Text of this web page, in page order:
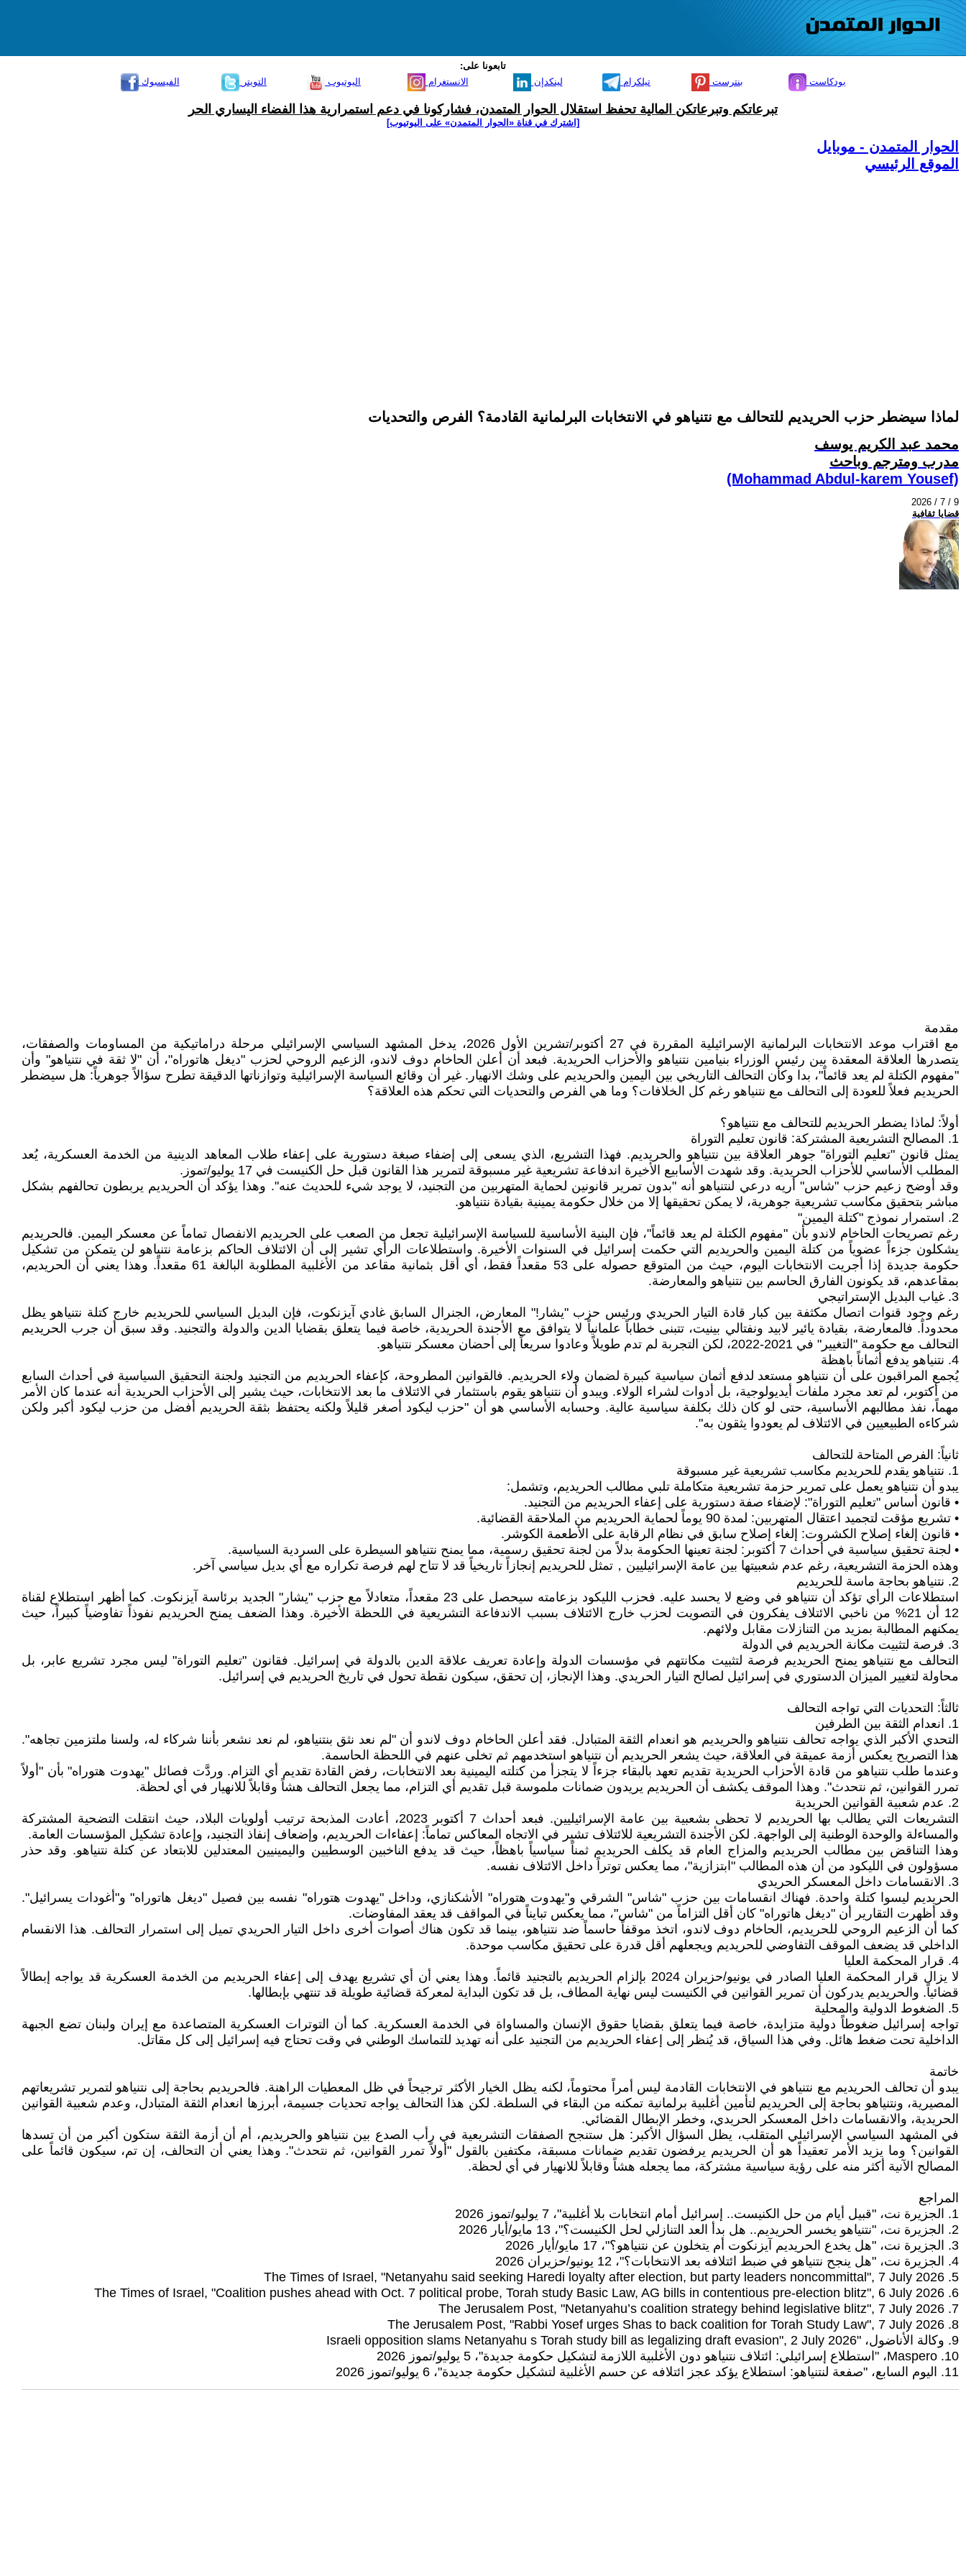
تابعونا على:
الفيسبوك
التويتر اليوتيوب الانستغرام لينكدإن تيلكرام بنترست بودكاست
تبرعاتكم وتبرعاتكن المالية تحفظ استقلال الحوار المتمدن، فشاركونا في دعم استمرارية هذا الفضاء اليساري الحر
[اشترك في قناة ‫«الحوار المتمدن» على اليوتيوب]
الحوار المتمدن - موبايل
الموقع الرئيسي
لماذا سيضطر حزب الحريديم للتحالف مع نتنياهو في الانتخابات البرلمانية القادمة؟ الفرص والتحديات
محمد عبد الكريم يوسف
مدرب ومترجم وباحث
(Mohammad Abdul-karem Yousef)
2026 / 7 / 9
قضايا ثقافية
مقدمة
مع اقتراب موعد الانتخابات البرلمانية الإسرائيلية المقررة في 27 أكتوبر/تشرين الأول 2026، يدخل المشهد السياسي الإسرائيلي مرحلة دراماتيكية من المساومات والصفقات،
يتصدرها العلاقة المعقدة بين رئيس الوزراء بنيامين نتنياهو والأحزاب الحريدية. فبعد أن أعلن الحاخام دوف لاندو، الزعيم الروحي لحزب "ديغل هاتوراه"، أن "لا ثقة في نتنياهو" وأن
"مفهوم الكتلة لم يعد قائماً"، بدا وكأن التحالف التاريخي بين اليمين والحريديم على وشك الانهيار. غير أن وقائع السياسة الإسرائيلية وتوازناتها الدقيقة تطرح سؤالاً جوهرياً: هل سيضطر
الحريديم فعلاً للعودة إلى التحالف مع نتنياهو رغم كل الخلافات؟ وما هي الفرص والتحديات التي تحكم هذه العلاقة؟
أولاً: لماذا يضطر الحريديم للتحالف مع نتنياهو؟
1. المصالح التشريعية المشتركة: قانون تعليم التوراة
يمثل قانون "تعليم التوراة" جوهر العلاقة بين نتنياهو والحريديم. فهذا التشريع، الذي يسعى إلى إضفاء صبغة دستورية على إعفاء طلاب المعاهد الدينية من الخدمة العسكرية، يُعد
المطلب الأساسي للأحزاب الحريدية. وقد شهدت الأسابيع الأخيرة اندفاعة تشريعية غير مسبوقة لتمرير هذا القانون قبل حل الكنيست في 17 يوليو/تموز.
وقد أوضح زعيم حزب "شاس" أريه درعي لنتنياهو أنه "بدون تمرير قانونين لحماية المتهربين من التجنيد، لا يوجد شيء للحديث عنه". وهذا يؤكد أن الحريديم يربطون تحالفهم بشكل
مباشر بتحقيق مكاسب تشريعية جوهرية، لا يمكن تحقيقها إلا من خلال حكومة يمينية بقيادة نتنياهو.
2. استمرار نموذج "كتلة اليمين"
رغم تصريحات الحاخام لاندو بأن "مفهوم الكتلة لم يعد قائماً"، فإن البنية الأساسية للسياسة الإسرائيلية تجعل من الصعب على الحريديم الانفصال تماماً عن معسكر اليمين. فالحريديم
يشكلون جزءاً عضوياً من كتلة اليمين والحريديم التي حكمت إسرائيل في السنوات الأخيرة. واستطلاعات الرأي تشير إلى أن الائتلاف الحاكم بزعامة نتنياهو لن يتمكن من تشكيل
حكومة جديدة إذا أجريت الانتخابات اليوم، حيث من المتوقع حصوله على 53 مقعداً فقط، أي أقل بثمانية مقاعد من الأغلبية المطلوبة البالغة 61 مقعداً. وهذا يعني أن الحريديم،
بمقاعدهم، قد يكونون الفارق الحاسم بين نتنياهو والمعارضة.
3. غياب البديل الإستراتيجي
رغم وجود قنوات اتصال مكثفة بين كبار قادة التيار الحريدي ورئيس حزب "يشار!" المعارض، الجنرال السابق غادي آيزنكوت، فإن البديل السياسي للحريديم خارج كتلة نتنياهو يظل
محدوداً. فالمعارضة، بقيادة يائير لابيد ونفتالي بينيت، تتبنى خطاباً علمانياً لا يتوافق مع الأجندة الحريدية، خاصة فيما يتعلق بقضايا الدين والدولة والتجنيد. وقد سبق أن جرب الحريديم
التحالف مع حكومة "التغيير" في 2021-2022، لكن التجربة لم تدم طويلاً وعادوا سريعاً إلى أحضان معسكر نتنياهو.
4. نتنياهو يدفع أثماناً باهظة
يُجمع المراقبون على أن نتنياهو مستعد لدفع أثمان سياسية كبيرة لضمان ولاء الحريديم. فالقوانين المطروحة، كإعفاء الحريديم من التجنيد ولجنة التحقيق السياسية في أحداث السابع
من أكتوبر، لم تعد مجرد ملفات أيديولوجية، بل أدوات لشراء الولاء. ويبدو أن نتنياهو يقوم باستثمار في الائتلاف ما بعد الانتخابات، حيث يشير إلى الأحزاب الحريدية أنه عندما كان الأمر
مهماً، نفذ مطالبهم الأساسية، حتى لو كان ذلك بكلفة سياسية عالية. وحسابه الأساسي هو أن "حزب ليكود أصغر قليلاً ولكنه يحتفظ بثقة الحريديم أفضل من حزب ليكود أكبر ولكن
شركاءه الطبيعيين في الائتلاف لم يعودوا يثقون به".
ثانياً: الفرص المتاحة للتحالف
1. نتنياهو يقدم للحريديم مكاسب تشريعية غير مسبوقة
يبدو أن نتنياهو يعمل على تمرير حزمة تشريعية متكاملة تلبي مطالب الحريديم، وتشمل:
• قانون أساس "تعليم التوراة": لإضفاء صفة دستورية على إعفاء الحريديم من التجنيد.
• تشريع مؤقت لتجميد اعتقال المتهربين: لمدة 90 يوماً لحماية الحريديم من الملاحقة القضائية.
• قانون إلغاء إصلاح الكشروت: إلغاء إصلاح سابق في نظام الرقابة على الأطعمة الكوشر.
• لجنة تحقيق سياسية في أحداث 7 أكتوبر: لجنة تعينها الحكومة بدلاً من لجنة تحقيق رسمية، مما يمنح نتنياهو السيطرة على السردية السياسية.
وهذه الحزمة التشريعية، رغم عدم شعبيتها بين عامة الإسرائيليين，تمثل للحريديم إنجازاً تاريخياً قد لا تتاح لهم فرصة تكراره مع أي بديل سياسي آخر.
2. نتنياهو بحاجة ماسة للحريديم
استطلاعات الرأي تؤكد أن نتنياهو في وضع لا يحسد عليه. فحزب الليكود بزعامته سيحصل على 23 مقعداً، متعادلاً مع حزب "يشار" الجديد برئاسة آيزنكوت. كما أظهر استطلاع لقناة
12 أن 21% من ناخبي الائتلاف يفكرون في التصويت لحزب خارج الائتلاف بسبب الاندفاعة التشريعية في اللحظة الأخيرة. وهذا الضعف يمنح الحريديم نفوذاً تفاوضياً كبيراً، حيث
يمكنهم المطالبة بمزيد من التنازلات مقابل ولائهم.
3. فرصة لتثبيت مكانة الحريديم في الدولة
التحالف مع نتنياهو يمنح الحريديم فرصة لتثبيت مكانتهم في مؤسسات الدولة وإعادة تعريف علاقة الدين بالدولة في إسرائيل. فقانون "تعليم التوراة" ليس مجرد تشريع عابر، بل
محاولة لتغيير الميزان الدستوري في إسرائيل لصالح التيار الحريدي. وهذا الإنجاز، إن تحقق، سيكون نقطة تحول في تاريخ الحريديم في إسرائيل.
ثالثاً: التحديات التي تواجه التحالف
1. انعدام الثقة بين الطرفين
التحدي الأكبر الذي يواجه تحالف نتنياهو والحريديم هو انعدام الثقة المتبادل. فقد أعلن الحاخام دوف لاندو أن "لم نعد نثق بنتنياهو، لم نعد نشعر بأننا شركاء له، ولسنا ملتزمين تجاهه".
هذا التصريح يعكس أزمة عميقة في العلاقة، حيث يشعر الحريديم أن نتنياهو استخدمهم ثم تخلى عنهم في اللحظة الحاسمة.
وعندما طلب نتنياهو من قادة الأحزاب الحريدية تقديم تعهد بالبقاء جزءاً لا يتجزأ من كتلته اليمينية بعد الانتخابات، رفض القادة تقديم أي التزام. وردَّت فصائل "يهدوت هتوراه" بأن "أولاً
تمرر القوانين، ثم نتحدث". وهذا الموقف يكشف أن الحريديم يريدون ضمانات ملموسة قبل تقديم أي التزام، مما يجعل التحالف هشاً وقابلاً للانهيار في أي لحظة.
2. عدم شعبية القوانين الحريدية
التشريعات التي يطالب بها الحريديم لا تحظى بشعبية بين عامة الإسرائيليين. فبعد أحداث 7 أكتوبر 2023، أعادت المذبحة ترتيب أولويات البلاد، حيث انتقلت التضحية المشتركة
والمساءلة والوحدة الوطنية إلى الواجهة. لكن الأجندة التشريعية للائتلاف تشير في الاتجاه المعاكس تماماً: إعفاءات الحريديم، وإضعاف إنفاذ التجنيد، وإعادة تشكيل المؤسسات العامة.
وهذا التناقض بين مطالب الحريديم والمزاج العام قد يكلف الحريديم ثمناً سياسياً باهظاً، حيث قد يدفع الناخبين الوسطيين واليمينيين المعتدلين للابتعاد عن كتلة نتنياهو. وقد حذر
مسؤولون في الليكود من أن هذه المطالب "ابتزازية"، مما يعكس توتراً داخل الائتلاف نفسه.
3. الانقسامات داخل المعسكر الحريدي
الحريديم ليسوا كتلة واحدة. فهناك انقسامات بين حزب "شاس" الشرقي و"يهدوت هتوراه" الأشكنازي، وداخل "يهدوت هتوراه" نفسه بين فصيل "ديغل هاتوراه" و"أغودات يسرائيل".
وقد أظهرت التقارير أن "ديغل هاتوراه" كان أقل التزاماً من "شاس"، مما يعكس تبايناً في المواقف قد يعقد المفاوضات.
كما أن الزعيم الروحي للحريديم، الحاخام دوف لاندو، اتخذ موقفاً حاسماً ضد نتنياهو، بينما قد تكون هناك أصوات أخرى داخل التيار الحريدي تميل إلى استمرار التحالف. هذا الانقسام
الداخلي قد يضعف الموقف التفاوضي للحريديم ويجعلهم أقل قدرة على تحقيق مكاسب موحدة.
4. قرار المحكمة العليا
لا يزال قرار المحكمة العليا الصادر في يونيو/حزيران 2024 بإلزام الحريديم بالتجنيد قائماً. وهذا يعني أن أي تشريع يهدف إلى إعفاء الحريديم من الخدمة العسكرية قد يواجه إبطالاً
قضائياً. والحريديم يدركون أن تمرير القوانين في الكنيست ليس نهاية المطاف، بل قد تكون البداية لمعركة قضائية طويلة قد تنتهي بإبطالها.
5. الضغوط الدولية والمحلية
تواجه إسرائيل ضغوطاً دولية متزايدة، خاصة فيما يتعلق بقضايا حقوق الإنسان والمساواة في الخدمة العسكرية. كما أن التوترات العسكرية المتصاعدة مع إيران ولبنان تضع الجبهة
الداخلية تحت ضغط هائل. وفي هذا السياق، قد يُنظر إلى إعفاء الحريديم من التجنيد على أنه تهديد للتماسك الوطني في وقت تحتاج فيه إسرائيل إلى كل مقاتل.
خاتمة
يبدو أن تحالف الحريديم مع نتنياهو في الانتخابات القادمة ليس أمراً محتوماً، لكنه يظل الخيار الأكثر ترجيحاً في ظل المعطيات الراهنة. فالحريديم بحاجة إلى نتنياهو لتمرير تشريعاتهم
المصيرية، ونتنياهو بحاجة إلى الحريديم لتأمين أغلبية برلمانية تمكنه من البقاء في السلطة. لكن هذا التحالف يواجه تحديات جسيمة، أبرزها انعدام الثقة المتبادل، وعدم شعبية القوانين
الحريدية، والانقسامات داخل المعسكر الحريدي، وخطر الإبطال القضائي.
في المشهد السياسي الإسرائيلي المتقلب، يظل السؤال الأكبر: هل ستنجح الصفقات التشريعية في رأب الصدع بين نتنياهو والحريديم، أم أن أزمة الثقة ستكون أكبر من أن تسدها
القوانين؟ وما يزيد الأمر تعقيداً هو أن الحريديم يرفضون تقديم ضمانات مسبقة، مكتفين بالقول "أولاً تمرر القوانين، ثم نتحدث". وهذا يعني أن التحالف، إن تم، سيكون قائماً على
المصالح الآنية أكثر منه على رؤية سياسية مشتركة، مما يجعله هشاً وقابلاً للانهيار في أي لحظة.
المراجع
1. الجزيرة نت، "قبيل أيام من حل الكنيست.. إسرائيل أمام انتخابات بلا أغلبية"، 7 يوليو/تموز 2026
2. الجزيرة نت، "نتنياهو يخسر الحريديم.. هل بدأ العد التنازلي لحل الكنيست؟"، 13 مايو/أيار 2026
3. الجزيرة نت، "هل يخدع الحريديم آيزنكوت أم يتخلون عن نتنياهو؟"، 17 مايو/أيار 2026
4. الجزيرة نت، "هل ينجح نتنياهو في ضبط ائتلافه بعد الانتخابات؟"، 12 يونيو/حزيران 2026
5. The Times of Israel, "Netanyahu said seeking Haredi loyalty after election, but party leaders noncommittal", 7 July 2026
6. The Times of Israel, "Coalition pushes ahead with Oct. 7 political probe, Torah study Basic Law, AG bills in contentious pre-election blitz", 6 July 2026
7. The Jerusalem Post, "Netanyahu’s coalition strategy behind legislative blitz", 7 July 2026
8. The Jerusalem Post, "Rabbi Yosef urges Shas to back coalition for Torah Study Law", 7 July 2026
9. وكالة الأناضول، "Israeli opposition slams Netanyahu s Torah study bill as legalizing draft evasion", 2 July 2026
10. Maspero، "استطلاع إسرائيلي: ائتلاف نتنياهو دون الأغلبية اللازمة لتشكيل حكومة جديدة"، 5 يوليو/تموز 2026
11. اليوم السابع، "صفعة لنتنياهو: استطلاع يؤكد عجز ائتلافه عن حسم الأغلبية لتشكيل حكومة جديدة"، 6 يوليو/تموز 2026